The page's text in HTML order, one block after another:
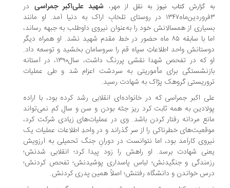
گزارشکتاب نیوز به نقل ازمهر، شهید علی‌اکبر جمراسیدر
۳فروردین‌ماه۱۳۴۷ در روستای تلخابِ اراک به دنیا آمد. او مانند
از همسالانش خود را به‌عنوان نیروی داوطلب به جبهه رساند،
اما با سابقه ۸۵ ماه حضور در خط مقدم شهید نشد. او همراه دیگر
واحد اطلاعاتِ سپاه قم را سروسامان بخشید و توسعه داد.
او که در تفحص شهدا نقشی پررنگ داشت، سال۱۳۹۰، در آستانه
برای مأموریتی به سردشت اعزام شد و طی عملیات
گروهک پژاک به شهادت رسید.
اکبر جمراسی که در خانواده‌ای انقلابی رشد کرده بود، با اراده
به همه ثابت کرد ریز جثه بودن و سن و سالِ کم نمی‌تواند
مردانه رفتار کردن باشد. وی در عملیات‌های زیادی شرکت کرد،
خطرناکی را از سر گذراند و در واحدِ اطلاعات عملیات یک
کارآمد بود، اما نتوانست در دورانِ جنگ تحمیلی به آرزویش
شهادت برسد. او راهش را زود پیدا کرد؛ انقلابی شدنش؛
و جنگیدنش؛ لباس پاسداری پوشیدنش؛ تفحص کردنش؛
خواندن و دانشگاه رفتنش؛ اصلاً‌ همین پدری کردنش.